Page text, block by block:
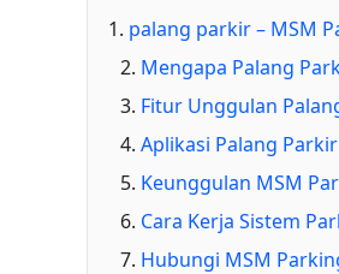
palang parkir – MSM
Mengapa Palang
Fitur Unggulan
Aplikasi Palang
Keunggulan MSM
Cara Kerja Sistem
Hubungi MSM